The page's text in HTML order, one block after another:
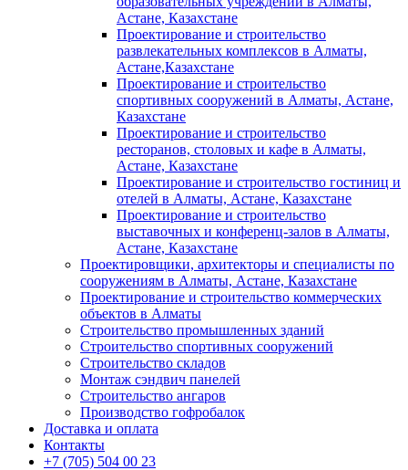
Астане, Казахстане
Проектирование и строительство
развлекательных комплексов в Алматы,
Астане,Казахстане
Проектирование и строительство
спортивных сооружений в Алматы, Астане,
Казахстане
Проектирование и строительство
ресторанов, столовых и кафе в Алматы,
Астане, Казахстане
Проектирование и строительство гостиниц и
отелей в Алматы, Астане, Казахстане
Проектирование и строительство
выставочных и конференц-залов в Алматы,
Астане, Казахстане
Проектировщики, архитекторы и специалисты по
сооружениям в Алматы, Астане, Казахстане
Проектирование и строительство коммерческих
объектов в Алматы
Строительство промышленных зданий
Строительство спортивных сооружений
Строительство складов
Монтаж сэндвич панелей
Строительство ангаров
Производство гофробалок
Доставка и оплата
Контакты
+7 (705) 504 00 23